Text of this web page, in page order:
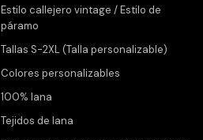
Estilo callejero vintage / Estilo de
páramo
Tallas S-2XL (Talla personalizable)
Colores personalizables
100% lana
Tejidos de lana